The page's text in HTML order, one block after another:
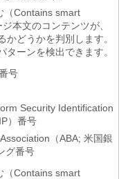
（Contains smart
本文のコンテンツが、
かどうかを判別します。
ターンを検出できます。
号
Security Identification
）番号
（ABA; 米国銀
グ番号
（Contains smart